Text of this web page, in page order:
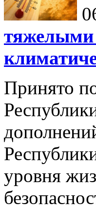
тяжелыми
Принято
уровня